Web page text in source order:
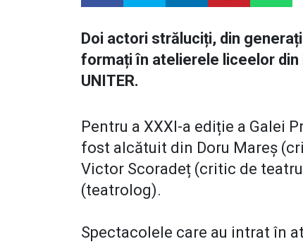
Doi actori străluciți, din
formați în atelierele liceelor
UNITER.
Pentru a XXXI-a ediție a Galei
fost alcătuit din Doru Mareș
Victor Scoradeț (critic de
(teatrolog).
Spectacolele care au intrat în